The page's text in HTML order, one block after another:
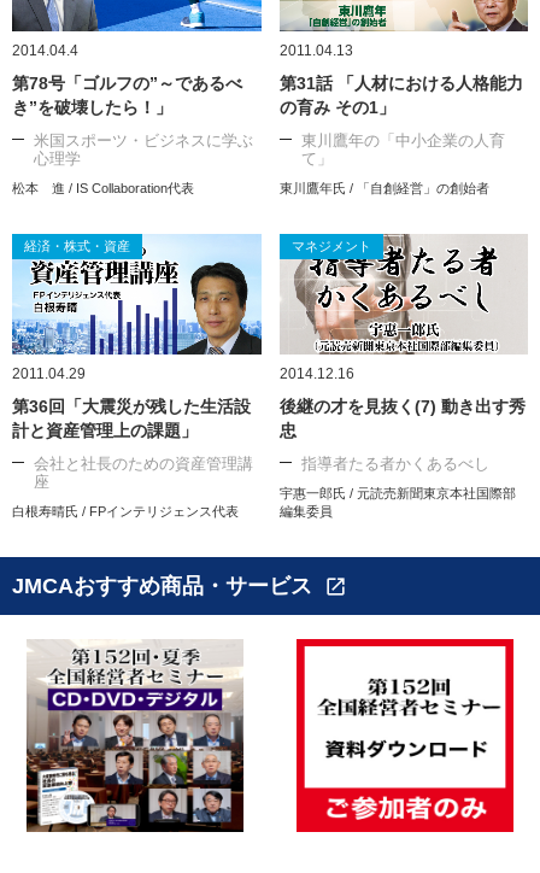
2014.04.4
第78号「ゴルフの”～であるべ
き”を破壊したら！」
米国スポーツ・ビジネスに学ぶ
心理学
松本 進 / IS Collaboration代表
2011.04.13
第31話 「人材における人格能力
の育み その1」
東川鷹年の「中小企業の人育
て」
東川鷹年氏 / 「自創経営」の創始者
経済・株式・資産
2011.04.29
第36回「大震災が残した生活設
計と資産管理上の課題」
会社と社長のための資産管理講
座
白根寿晴氏 / FPインテリジェンス代表
マネジメント
2014.12.16
後継の才を見抜く(7) 動き出す秀
忠
指導者たる者かくあるべし
宇惠一郎氏 / 元読売新聞東京本社国際部
編集委員
JMCAおすすめ商品・サービス open_in_new